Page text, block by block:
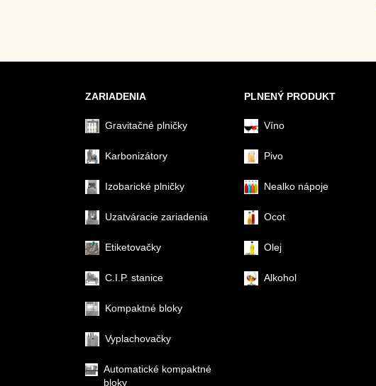
ZARIADENIA
Gravitačné plničky
Karbonizátory
Izobarické plničky
Uzatváracie zariadenia
Etiketovačky
C.I.P. stanice
Kompaktné bloky
Vyplachovačky
Automatické kompaktné
bloky
PLNENÝ PRODUKT
Víno
Pivo
Nealko nápoje
Ocot
Olej
Alkohol